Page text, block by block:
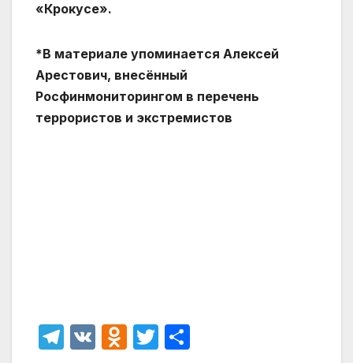
«Крокусе».
*В материале упоминается Алексей
Арестович, внесённый
Росфинмониторингом в перечень
террористов и экстремистов
T
V
O T